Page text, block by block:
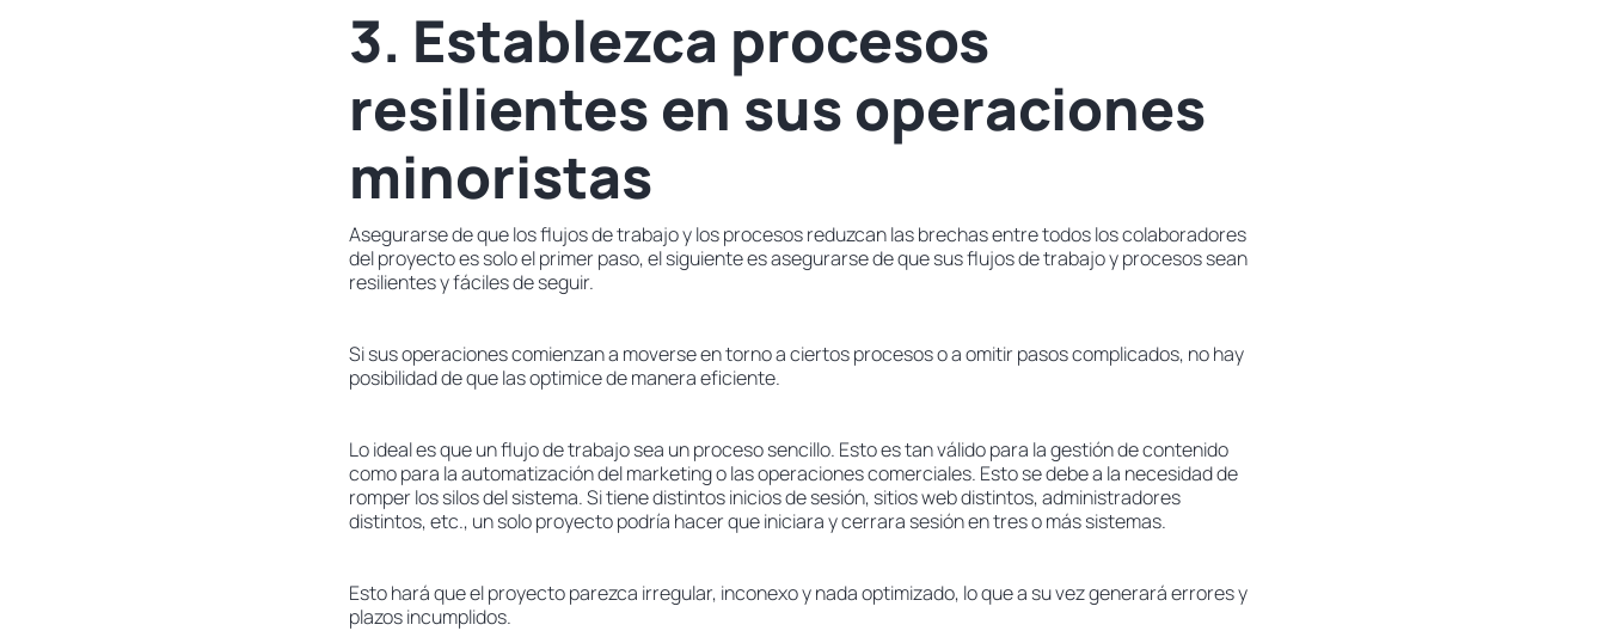
3. Establezca procesos
resilientes en sus operaciones
minoristas
Asegurarse de que los flujos de trabajo y los procesos reduzcan las brechas entre todos los colaboradores
del proyecto es solo el primer paso, el siguiente es asegurarse de que sus flujos de trabajo y procesos sean
resilientes y fáciles de seguir.
Si sus operaciones comienzan a moverse en torno a ciertos procesos o a omitir pasos complicados, no hay
posibilidad de que las optimice de manera eficiente.
Lo ideal es que un flujo de trabajo sea un proceso sencillo. Esto es tan válido para la gestión de contenido
como para la automatización del marketing o las operaciones comerciales. Esto se debe a la necesidad de
romper los silos del sistema. Si tiene distintos inicios de sesión, sitios web distintos, administradores
distintos, etc., un solo proyecto podría hacer que iniciara y cerrara sesión en tres o más sistemas.
Esto hará que el proyecto parezca irregular, inconexo y nada optimizado, lo que a su vez generará errores y
plazos incumplidos.